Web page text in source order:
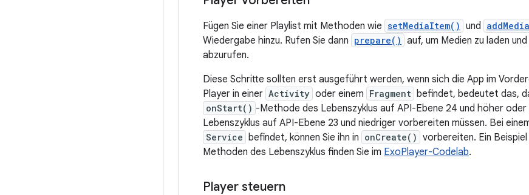
Fügen Sie einer Playlist mit Methoden wie setMediaItem() und
Wiedergabe hinzu. Rufen Sie dann prepare() auf, um Medien zu laden
abzurufen.
Diese Schritte sollten erst ausgeführt werden, wenn sich die App im
Player in einer Activity oder einem Fragment befindet, bedeutet das,
onStart() -Methode des Lebenszyklus auf API-Ebene 24 und höher oder
Lebenszyklus auf API-Ebene 23 und niedriger vorbereiten müssen. Bei
Service befindet, können Sie ihn in onCreate() vorbereiten. Ein
Methoden des Lebenszyklus finden Sie im ExoPlayer-Codelab.
Player steuern